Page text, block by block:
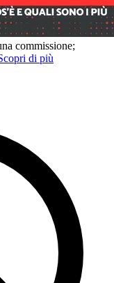
commissione;
di più